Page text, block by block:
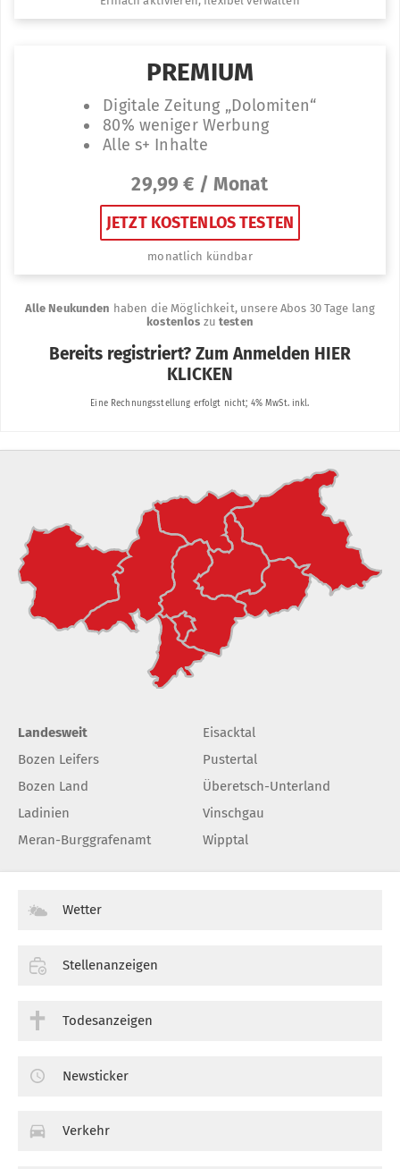
Landesweit
Bozen Leifers
Bozen Land
Ladinien
Meran-Burggrafenamt
Eisacktal
Pustertal
Überetsch-Unterland
Vinschgau
Wipptal
Wetter
Stellenanzeigen
Todesanzeigen
Newsticker
Verkehr